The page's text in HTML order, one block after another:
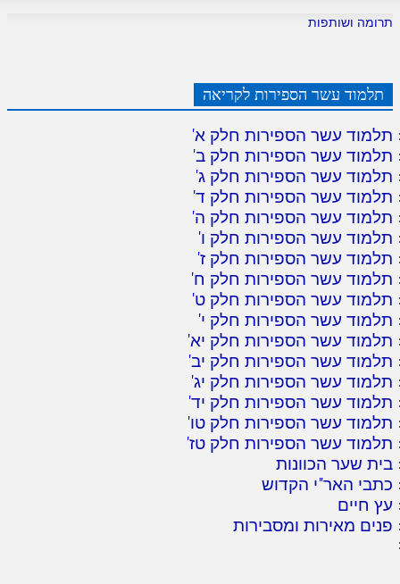
תרומה ושותפות
תלמוד עשר הספירות לקריאה
תלמוד עשר הספירות חלק א'
תלמוד עשר הספירות חלק ב'
תלמוד עשר הספירות חלק ג'
תלמוד עשר הספירות חלק ד'
תלמוד עשר הספירות חלק ה'
תלמוד עשר הספירות חלק ו'
תלמוד עשר הספירות חלק ז'
תלמוד עשר הספירות חלק ח'
תלמוד עשר הספירות חלק ט'
תלמוד עשר הספירות חלק י'
תלמוד עשר הספירות חלק יא'
תלמוד עשר הספירות חלק יב'
תלמוד עשר הספירות חלק יג'
תלמוד עשר הספירות חלק יד'
תלמוד עשר הספירות חלק טו'
תלמוד עשר הספירות חלק טז'
בית שער הכוונות
כתבי האר"י הקדוש
עץ חיים
פנים מאירות ומסבירות